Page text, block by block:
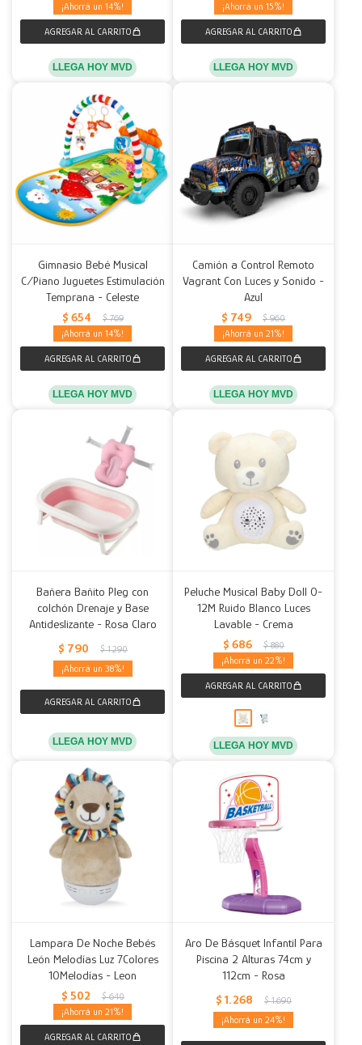
14
LLEGA HOY MVD
15
LLEGA HOY MVD
Gimnasio Bebé Musical
C/Piano Juguetes Estimulación
Temprana - Celeste
$ 654 $ 769
14
LLEGA HOY MVD
Camión a Control Remoto
Vagrant Con Luces y Sonido -
Azul
$ 749 $ 960
21
LLEGA HOY MVD
Bañera Bañito Pleg con
colchón Drenaje y Base
Antideslizante - Rosa Claro
$ 790 $ 1.290
38
LLEGA HOY MVD
Peluche Musical Baby Doll 0-
12M Ruido Blanco Luces
Lavable - Crema
$ 686 $ 880
22
LLEGA HOY MVD
Lampara De Noche Bebés
León Melodías Luz 7Colores
10Melodías - Leon
$ 502 $ 640
21
Aro De Básquet Infantil Para
Piscina 2 Alturas 74cm y
112cm - Rosa
$ 1.268 $ 1.690
24